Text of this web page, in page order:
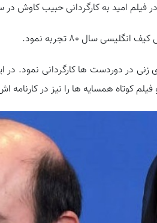
به کارگردانی حبیب کاوش در سال ۷۰ آغاز
سال ۸۰ تجربه نمود.
سیمای زنی در دوردست ها کارگردانی
کوتاه همسایه ها را نیز در کارنامه